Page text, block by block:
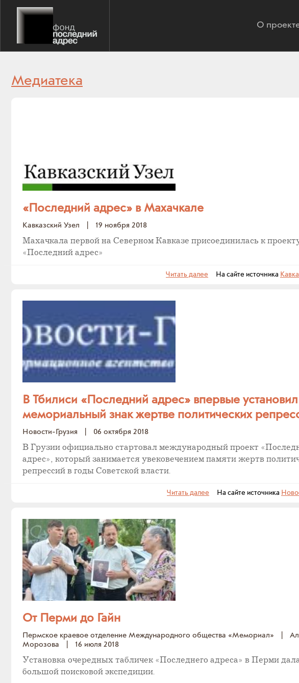
О
Медиатека
«Последний адрес» в Махачкале
Кавказский Узел
19 ноября 2018
Махачкала первой на Северном Кавказе присоединилась к
«Последний адрес»
Читать далее На сайте источника
В Тбилиси «Последний адрес» впервые установил
мемориальный знак жертве политических
Новости-Грузия
06 октября 2018
В Грузии официально стартовал международный проект
адрес», который занимается увековечением памяти жертв
репрессий в годы Советской власти.
Читать далее На сайте источника
От Перми до Гайн
Пермское краевое отделение Международного общества «Мемориал»
Морозова
16 июля 2018
Установка очередных табличек «Последнего адреса» в Перми
большой поисковой экспедиции.